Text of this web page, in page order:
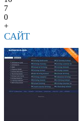
7
0
+
САЙТ